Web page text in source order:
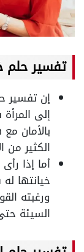
تفسير حلم
إن تفسير
إلى
بالأمان
الكثير
أما إذا
خيانتها
ورغبته
السيئة